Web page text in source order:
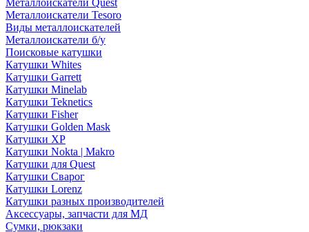
Металлоискатели Quest
Металлоискатели Tesoro
Виды металлоискателей
Металлоискатели б/у
Поисковые катушки
Катушки Whites
Катушки Garrett
Катушки Minelab
Катушки Teknetics
Катушки Fisher
Катушки Golden Mask
Катушки XP
Катушки Nokta | Makro
Катушки для Quest
Катушки Сварог
Катушки Lorenz
Катушки разных производителей
Аксессуары, запчасти для МД
Сумки, рюкзаки